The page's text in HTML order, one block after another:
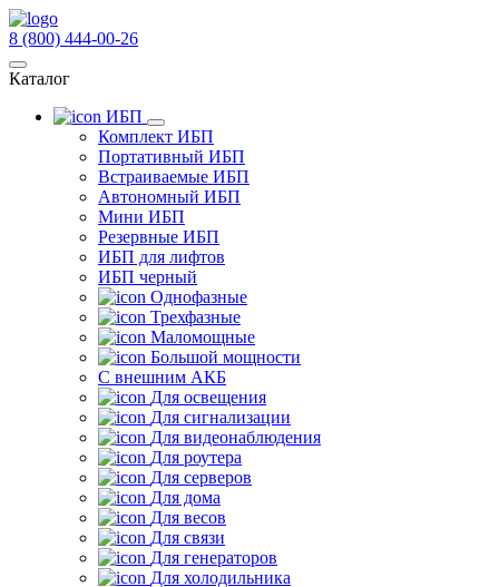
8 (800) 444-00-26
Каталог
ИБП
Комплект ИБП
Портативный ИБП
Встраиваемые ИБП
Автономный ИБП
Мини ИБП
Резервные ИБП
ИБП для лифтов
ИБП черный
Однофазные
Трехфазные
Маломощные
Большой мощности
С внешним АКБ
Для освещения
Для сигнализации
Для видеонаблюдения
Для роутера
Для серверов
Для дома
Для весов
Для связи
Для генераторов
Для холодильника